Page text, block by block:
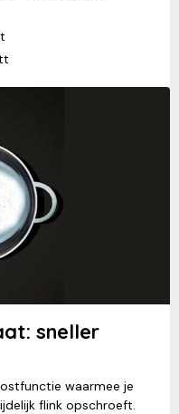
sneller
waarmee je
flink opschroeft.